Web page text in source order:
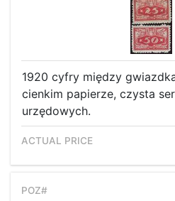
1920 cyfry między
cienkim papierze, czysta
urzędowych.